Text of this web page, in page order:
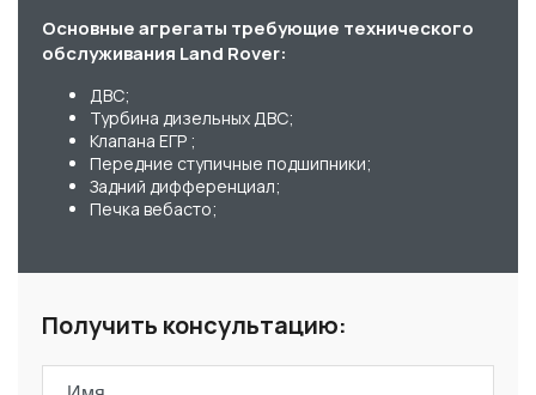
Основные агрегаты требующие технического
обслуживания Land Rover:
ДВС;
Турбина дизельных ДВС;
Клапана ЕГР ;
Передние ступичные подшипники;
Задний дифференциал;
Печка вебасто;
Получить консультацию: